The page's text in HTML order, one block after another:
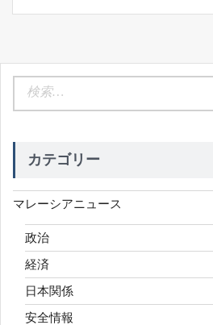
ー
ョ
ン
カテゴリー
マレーシアニュース
政治
経済
日本関係
安全情報